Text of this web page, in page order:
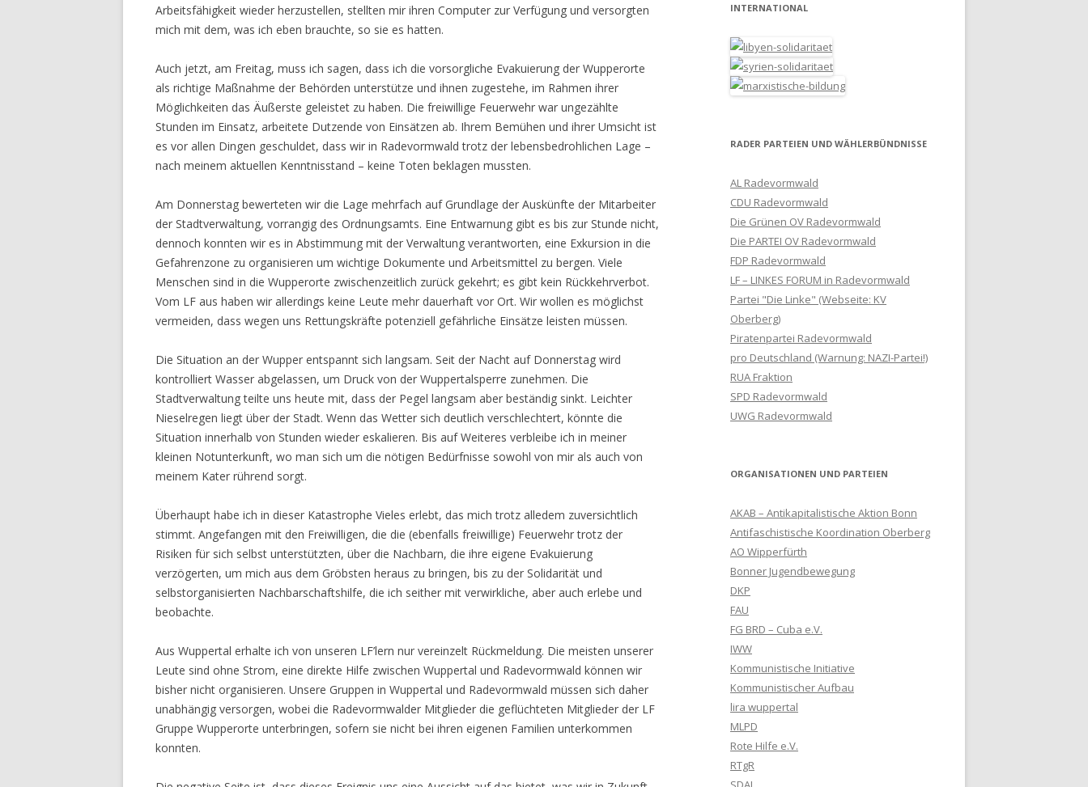
Arbeitsfähigkeit wieder herzustellen, stellten mir ihren Computer zur Verfügung und versorgten
mich mit dem, was ich eben brauchte, so sie es hatten.
Auch jetzt, am Freitag, muss ich sagen, dass ich die vorsorgliche Evakuierung der Wupperorte
als richtige Maßnahme der Behörden unterstütze und ihnen zugestehe, im Rahmen ihrer
Möglichkeiten das Äußerste geleistet zu haben. Die freiwillige Feuerwehr war ungezählte
Stunden im Einsatz, arbeitete Dutzende von Einsätzen ab. Ihrem Bemühen und ihrer Umsicht ist
es vor allen Dingen geschuldet, dass wir in Radevormwald trotz der lebensbedrohlichen Lage –
nach meinem aktuellen Kenntnisstand – keine Toten beklagen mussten.
Am Donnerstag bewerteten wir die Lage mehrfach auf Grundlage der Auskünfte der Mitarbeiter
der Stadtverwaltung, vorrangig des Ordnungsamts. Eine Entwarnung gibt es bis zur Stunde nicht,
dennoch konnten wir es in Abstimmung mit der Verwaltung verantworten, eine Exkursion in die
Gefahrenzone zu organisieren um wichtige Dokumente und Arbeitsmittel zu bergen. Viele
Menschen sind in die Wupperorte zwischenzeitlich zurück gekehrt; es gibt kein Rückkehrverbot.
Vom LF aus haben wir allerdings keine Leute mehr dauerhaft vor Ort. Wir wollen es möglichst
vermeiden, dass wegen uns Rettungskräfte potenziell gefährliche Einsätze leisten müssen.
Die Situation an der Wupper entspannt sich langsam. Seit der Nacht auf Donnerstag wird
kontrolliert Wasser abgelassen, um Druck von der Wuppertalsperre zunehmen. Die
Stadtverwaltung teilte uns heute mit, dass der Pegel langsam aber beständig sinkt. Leichter
Nieselregen liegt über der Stadt. Wenn das Wetter sich deutlich verschlechtert, könnte die
Situation innerhalb von Stunden wieder eskalieren. Bis auf Weiteres verbleibe ich in meiner
kleinen Notunterkunft, wo man sich um die nötigen Bedürfnisse sowohl von mir als auch von
meinem Kater rührend sorgt.
Überhaupt habe ich in dieser Katastrophe Vieles erlebt, das mich trotz alledem zuversichtlich
stimmt. Angefangen mit den Freiwilligen, die die (ebenfalls freiwillige) Feuerwehr trotz der
Risiken für sich selbst unterstützten, über die Nachbarn, die ihre eigene Evakuierung
verzögerten, um mich aus dem Gröbsten heraus zu bringen, bis zu der Solidarität und
selbstorganisierten Nachbarschaftshilfe, die ich seither mit verwirkliche, aber auch erlebe und
beobachte.
Aus Wuppertal erhalte ich von unseren LF’lern nur vereinzelt Rückmeldung. Die meisten unserer
Leute sind ohne Strom, eine direkte Hilfe zwischen Wuppertal und Radevormwald können wir
bisher nicht organisieren. Unsere Gruppen in Wuppertal und Radevormwald müssen sich daher
unabhängig versorgen, wobei die Radevormwalder Mitglieder die geflüchteten Mitglieder der LF
Gruppe Wupperorte unterbringen, sofern sie nicht bei ihren eigenen Familien unterkommen
konnten.
INTERNATIONAL
RADER PARTEIEN UND WÄHLERBÜNDNISSE
AL Radevormwald
CDU Radevormwald
Die Grünen OV Radevormwald
Die PARTEI OV Radevormwald
FDP Radevormwald
LF – LINKES FORUM in Radevormwald
Partei "Die Linke" (Webseite: KV
Oberberg)
Piratenpartei Radevormwald
pro Deutschland (Warnung: NAZI-Partei!)
RUA Fraktion
SPD Radevormwald
UWG Radevormwald
ORGANISATIONEN UND PARTEIEN
AKAB – Antikapitalistische Aktion Bonn
Antifaschistische Koordination Oberberg
AO Wipperfürth
Bonner Jugendbewegung
DKP
FAU
FG BRD – Cuba e.V.
IWW
Kommunistische Initiative
Kommunistischer Aufbau
lira wuppertal
MLPD
Rote Hilfe e.V.
RTgR